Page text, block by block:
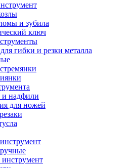
и зубила
ключ
гибки и резки металла
надфили
для ножей